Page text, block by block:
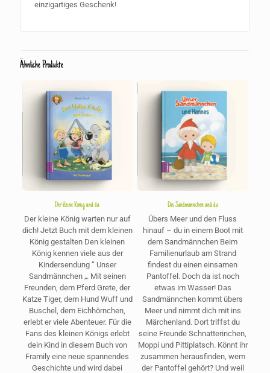
einzigartiges Geschenk!
Ähnliche Produkte
Der kleine König und du
Der kleine König warten nur auf
dich! Jetzt Buch mit dem kleinen
König gestalten Den kleinen
König kennen viele aus der
Kindersendung “ Unser
Sandmännchen „. Mit seinen
Freunden, dem Pferd Grete, der
Katze Tiger, dem Hund Wuff und
Buschel, dem Eichhörnchen,
erlebt er viele Abenteuer. Für die
Fans des kleinen Königs erlebt
dein Kind in diesem Buch von
Framily eine neue spannendes
Geschichte und wird dabei
Das Sandmännchen und du
Übers Meer und den Fluss
hinauf – du in einem Boot mit
dem Sandmännchen Beim
Familienurlaub am Strand
findest du einen einsamen
Pantoffel. Doch da ist noch
etwas im Wasser! Das
Sandmännchen kommt übers
Meer und nimmt dich mit ins
Märchenland. Dort triffst du
seine Freunde Schnatterinchen,
Moppi und Pittiplatsch. Könnt ihr
zusammen herausfinden, wem
der Pantoffel gehört? Und weil